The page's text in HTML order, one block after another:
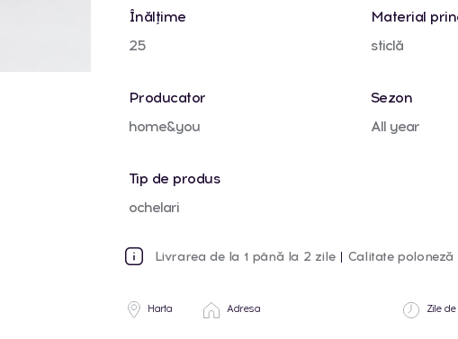
Înălțime
25
Material
sticlă
Producator
home&you
Sezon
All year
Tip de produs
ochelari
Livrarea de la 1 până la 2 zile Calitate poloneză
Harta Adresa Zile